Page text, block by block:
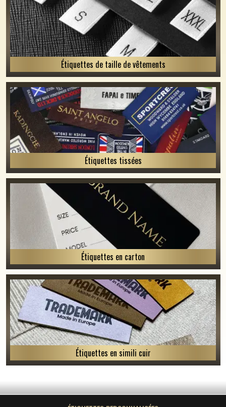
Étiquettes de taille de vêtements
Étiquettes tissées
Étiquettes en carton
Étiquettes en simili cuir